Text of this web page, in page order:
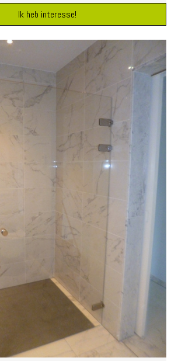
Ik heb interesse!